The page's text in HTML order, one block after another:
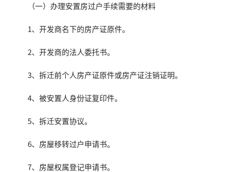
（一）办理安置房过户手续需要的材料
1、开发商名下的房产证原件。
2、开发商的法人委托书。
3、拆迁前个人房产证原件或房产证注销证明。
4、被安置人身份证复印件。
5、拆迁安置协议。
6、房屋移转过户申请书。
7、房屋权属登记申请书。